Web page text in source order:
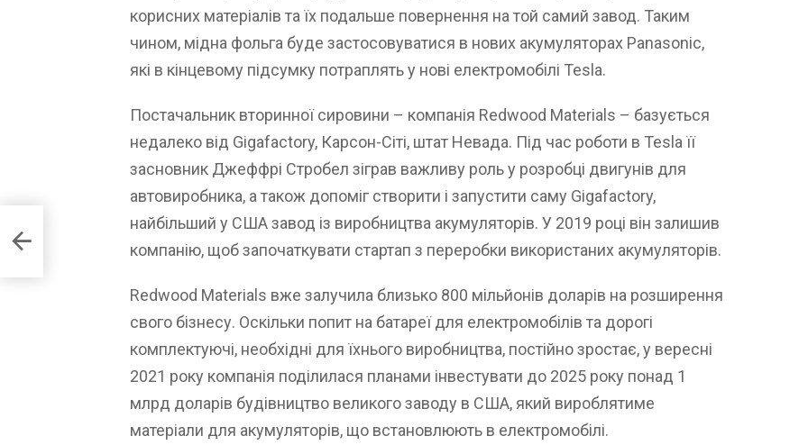
корисних матеріалів та їх подальше повернення на той самий завод. Таким
чином, мідна фольга буде застосовуватися в нових акумуляторах Panasonic,
які в кінцевому підсумку потраплять у нові електромобілі Tesla.
Постачальник вторинної сировини – компанія Redwood Materials – базується
недалеко від Gigafactory, Карсон-Сіті, штат Невада. Під час роботи в Tesla її
засновник Джеффрі Стробел зіграв важливу роль у розробці двигунів для
автовиробника, а також допоміг створити і запустити саму Gigafactory,
найбільший у США завод із виробництва акумуляторів. У 2019 році він залишив
компанію, щоб започаткувати стартап з переробки використаних акумуляторів.
Redwood Materials вже залучила близько 800 мільйонів доларів на розширення
свого бізнесу. Оскільки попит на батареї для електромобілів та дорогі
комплектуючі, необхідні для їхнього виробництва, постійно зростає, у вересні
2021 року компанія поділилася планами інвестувати до 2025 року понад 1
млрд доларів будівництво великого заводу в США, який вироблятиме
матеріали для акумуляторів, що встановлюють в електромобілі.